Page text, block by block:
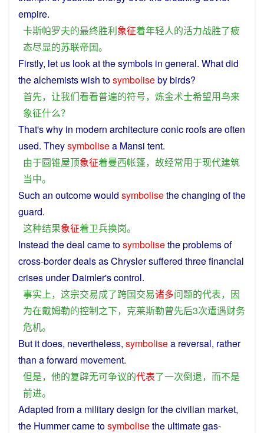
empire.
卡斯帕罗夫的最终胜利象征着年轻人的活力战胜了疲
态尽显的苏联帝国。
Firstly, let us lookat thesymbols in general. Whatdid
thealchemistswish tosymbolisebybirds?
首先， 让我们看看普遍的符号， 炼金术士希望用鸟来
象征什么？
That's why in modern architectureconic roofsareoften
used. Theysymbolisea Mansi tent.
由于圆锥屋顶象征着曼西帐篷， 故经常用于现代建筑
当中。
Such an outcomewould symbolisethe changing of the
guard.
这种结果象征着卫兵换岗。
Instead thedeal cametosymbolisetheproblemsof
cross-border dealsasChryslersuffered threefinancial
crises underDaimler'scontrol.
事实上， 这宗交易成了跨国交易诸多问题的代表， 因
为在戴姆勒的控制之下， 克莱斯勒曾先后3次遭遇财务
危机。
But it does, nevertheless, symbolisea reversal, rather
than aforward movement.
但是， 他的复辟无可争议的代表了一次倒退， 而不是
前进。
Adapted froma militarydesign for thecivilian market,
the Hummercametosymbolisethe ultimategas-